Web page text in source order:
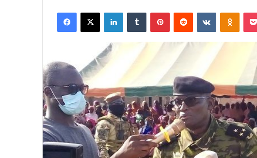
courriel
Facebook
X LinkedinTumblr PinterestReddit VKontakte